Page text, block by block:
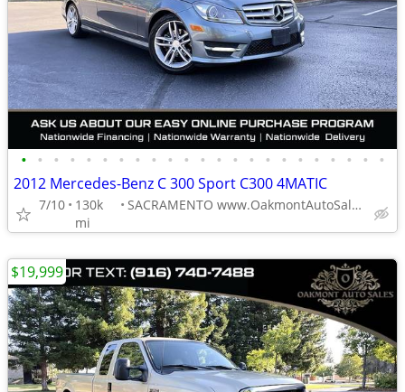
• • • • • • • • • • • • • • • • • • • • • • •
2012 Mercedes-Benz C 300 Sport C300 4MATIC
7/10
130k
mi
SACRAMENTO www.OakmontAutoSales.com
$19,999